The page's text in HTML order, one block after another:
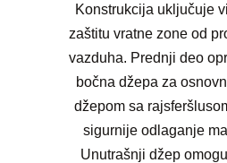
Konstrukcija uključuje
zaštitu vratne zone od
vazduha. Prednji deo
bočna džepa za
džepom sa
sigurnije odlaganje
Unutrašnji džep